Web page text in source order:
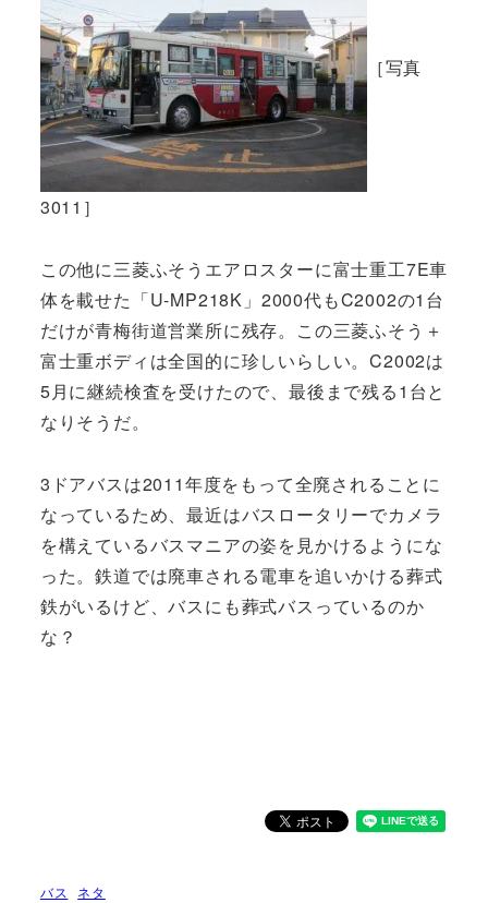
［写真
3011］
この他に三菱ふそうエアロスターに富士重工7E車
体を載せた「U-MP218K」2000代もC2002の1台
だけが青梅街道営業所に残存。この三菱ふそう＋
富士重ボディは全国的に珍しいらしい。C2002は
5月に継続検査を受けたので、最後まで残る1台と
なりそうだ。
3ドアバスは2011年度をもって全廃されることに
なっているため、最近はバスロータリーでカメラ
を構えているバスマニアの姿を見かけるようにな
った。鉄道では廃車される電車を追いかける葬式
鉄がいるけど、バスにも葬式バスっているのか
な？
バス ネタ